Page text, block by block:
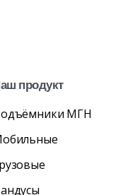
продукт
МГН